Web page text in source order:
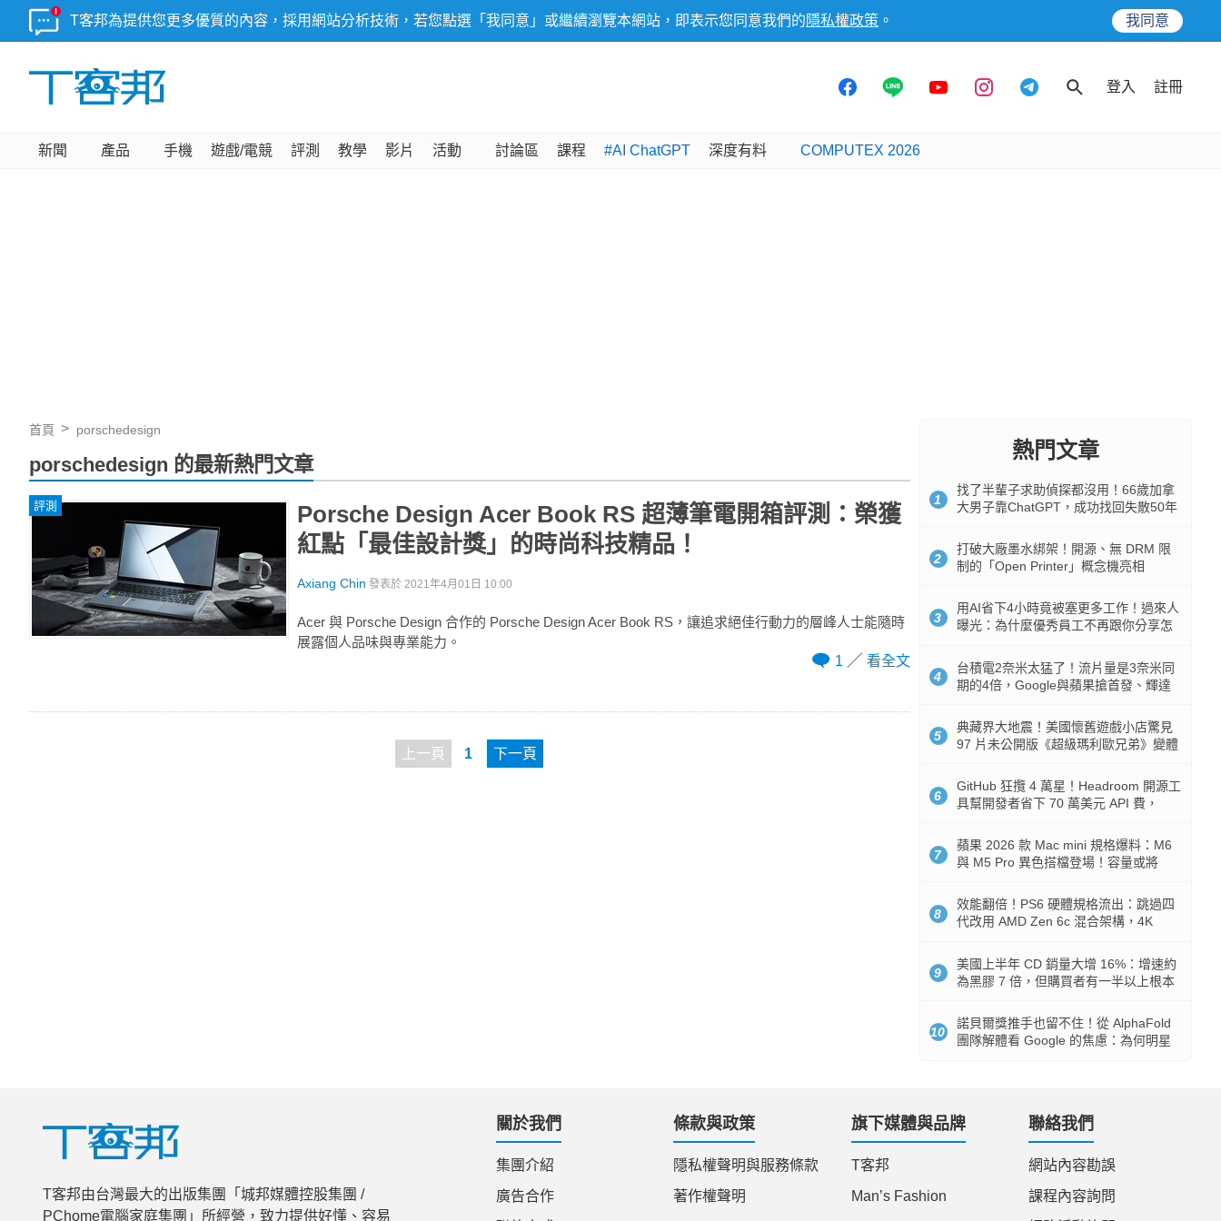
T客邦為提供您更多優質的內容，採用網站分析技術，若您點選「我同意」或繼續瀏覽本網站，即表示您同意我們的 隱私權政策 。 我同意
登入 註冊
新聞 產品 手機 遊戲/電競 評測 教學 影片 活動 討論區 課程 #AI ChatGPT 深度有料 COMPUTEX 2026
首頁 porschedesign
porschedesign 的最新熱門文章
評測
Porsche Design Acer Book RS 超薄筆電開箱評測：榮獲
紅點「最佳設計獎」的時尚科技精品！
Axiang Chin 發表於 2021年4月01日 10:00
Acer 與 Porsche Design 合作的 Porsche Design Acer Book RS，讓追求絕佳行動力的層峰人士能隨時
展露個人品味與專業能力。
1
看全文
上一頁 1 下一頁
熱門文章
1
找了半輩子求助偵探都沒用！66歲加拿
大男子靠ChatGPT，成功找回失散50年
2
打破大廠墨水綁架！開源、無 DRM 限
制的「Open Printer」概念機亮相
3
用AI省下4小時竟被塞更多工作！過來人
曝光：為什麼優秀員工不再跟你分享怎
4
台積電2奈米太猛了！流片量是3奈米同
期的4倍，Google與蘋果搶首發、輝達
5
典藏界大地震！美國懷舊遊戲小店驚見
97 片未公開版《超級瑪利歐兄弟》變體
6
GitHub 狂攬 4 萬星！Headroom 開源工
具幫開發者省下 70 萬美元 API 費，
7
蘋果 2026 款 Mac mini 規格爆料：M6
與 M5 Pro 異色搭檔登場！容量或將
8
效能翻倍！PS6 硬體規格流出：跳過四
代改用 AMD Zen 6c 混合架構，4K
9
美國上半年 CD 銷量大增 16%：增速約
為黑膠 7 倍，但購買者有一半以上根本
10
諾貝爾獎推手也留不住！從 AlphaFold
團隊解體看 Google 的焦慮：為何明星
T客邦由台灣最大的出版集團「城邦媒體控股集團 /
PChome電腦家庭集團」所經營，致力提供好懂、容易
關於我們
集團介紹
廣告合作
條款與政策
隱私權聲明與服務條款
著作權聲明
旗下媒體與品牌
T客邦
Man’s Fashion
聯絡我們
網站內容勘誤
課程內容詢問